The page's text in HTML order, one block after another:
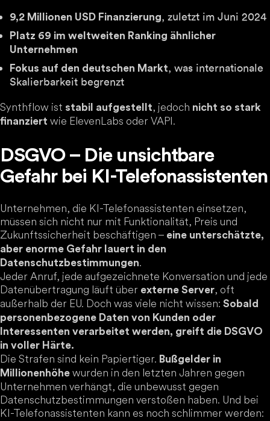
9,2 Millionen USD Finanzierung, zuletzt im Juni 2024
Platz 69 im weltweiten Ranking ähnlicher
Unternehmen
Fokus auf den deutschen Markt, was internationale
Skalierbarkeit begrenzt
Synthflow ist stabil aufgestellt, jedoch nicht so stark
finanziert wie ElevenLabs oder VAPI.
DSGVO – Die unsichtbare
Gefahr bei KI-Telefonassistenten
Unternehmen, die KI-Telefonassistenten einsetzen,
müssen sich nicht nur mit Funktionalität, Preis und
Zukunftssicherheit beschäftigen – eine unterschätzte,
aber enorme Gefahr lauert in den
Datenschutzbestimmungen.
Jeder Anruf, jede aufgezeichnete Konversation und jede
Datenübertragung läuft über externe Server, oft
außerhalb der EU. Doch was viele nicht wissen: Sobald
personenbezogene Daten von Kunden oder
Interessenten verarbeitet werden, greift die DSGVO
in voller Härte.
Die Strafen sind kein Papiertiger. Bußgelder in
Millionenhöhe wurden in den letzten Jahren gegen
Unternehmen verhängt, die unbewusst gegen
Datenschutzbestimmungen verstoßen haben. Und bei
KI-Telefonassistenten kann es noch schlimmer werden: